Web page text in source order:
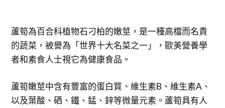
蘆筍為百合科植物石刁柏的嫩莖，是一種高檔而名貴
的蔬菜，被譽為「世界十大名菜之一」，歐美營養學
者和素食人士視它為健康食品。
蘆筍嫩莖中含有豐富的蛋白質、維生素B、維生素A、
以及葉酸、硒、鐵、錳、鋅等微量元素。蘆筍具有人